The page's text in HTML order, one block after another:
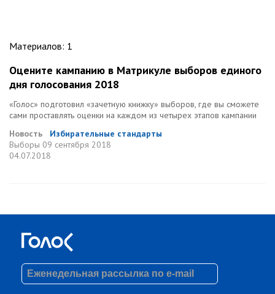
Материалов: 1
Оцените кампанию в Матрикуле выборов единого
дня голосования 2018
«Голос» подготовил «зачетную книжку» выборов, где вы сможете
сами проставлять оценки на каждом из четырех этапов кампании
Новость
Избирательные стандарты
Выборы 09 сентября 2018
04.07.2018